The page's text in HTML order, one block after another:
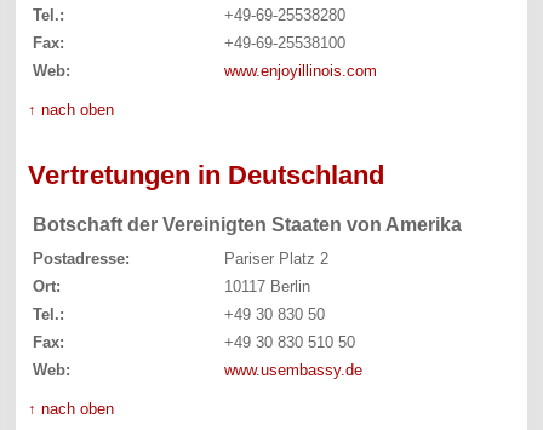
Tel.:
+49-69-25538280
Fax:
+49-69-25538100
Web:
www.enjoyillinois.com
↑ nach oben
Vertretungen in Deutschland
Botschaft der Vereinigten Staaten von Amerika
Postadresse:
Pariser Platz 2
Ort:
10117 Berlin
Tel.:
+49 30 830 50
Fax:
+49 30 830 510 50
Web:
www.usembassy.de
↑ nach oben